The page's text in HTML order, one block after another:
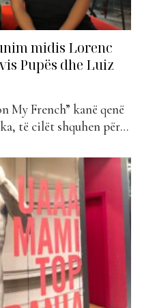
midis Lorenc
Pupës dhe Luiz
My French” kanë qenë
të cilët shquhen për
ata kanë
çfarë surprizash të
Së fundmi, ka